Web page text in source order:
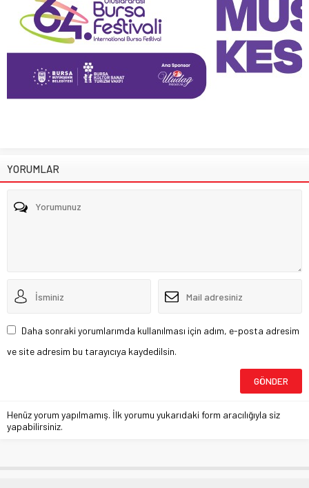
YORUMLAR
Daha sonraki yorumlarımda kullanılması için adım, e-posta adresim
ve site adresim bu tarayıcıya kaydedilsin.
Henüz yorum yapılmamış. İlk yorumu yukarıdaki form aracılığıyla siz
yapabilirsiniz.